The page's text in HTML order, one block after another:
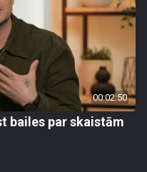
00:02:50
bailes par skaistām